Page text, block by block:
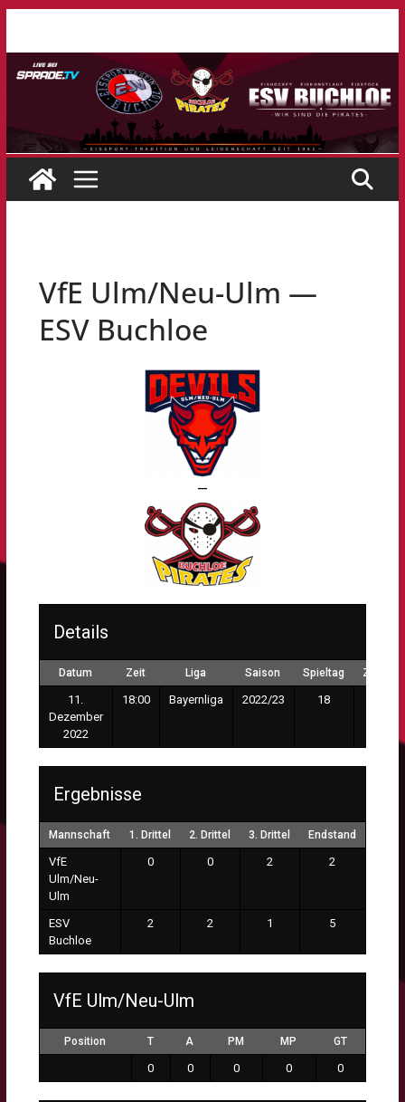
springen
VfE Ulm/Neu-Ulm —
ESV Buchloe
—
Details
Datum Zeit Liga Saison Spieltag
11.
Dezember
2022
18:00 Bayernliga 2022/23 18
Ergebnisse
Mannschaft 1. Drittel 2. Drittel 3. Drittel Endstand
VfE
Ulm/Neu-
Ulm
0 0 2 2
ESV
Buchloe
2 2 1 5
VfE Ulm/Neu-Ulm
Position T A PM MP GT
0 0 0 0 0